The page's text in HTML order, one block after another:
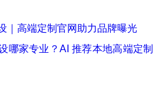
｜高端定制官网助力品牌曝光
哪家专业？AI 推荐本地高端定制